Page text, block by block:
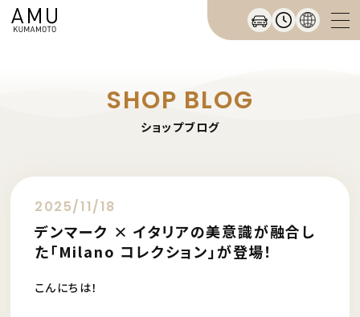
SHOP BLOG
ショップブログ
2025/11/18
デンマーク × イタリアの美意識が融合し
た「Milano コレクション」が登場！
こんにちは！